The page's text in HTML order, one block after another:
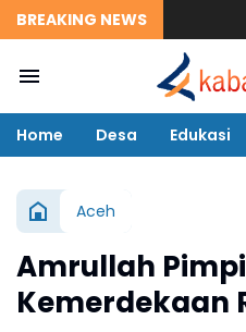
BREAKING NEWS
Home Desa Edukasi
Aceh
Amrullah
Kemerdekaan